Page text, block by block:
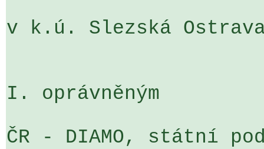
v k.ú. Slezská
I. oprávněným
ČR - DIAMO, státní